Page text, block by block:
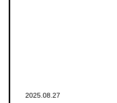
2025.08.27